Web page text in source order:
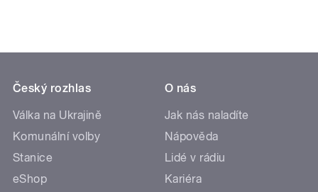
Český rozhlas
Válka na Ukrajině
Komunální volby
Stanice
eShop
O nás
Jak nás naladíte
Nápověda
Lidé v rádiu
Kariéra